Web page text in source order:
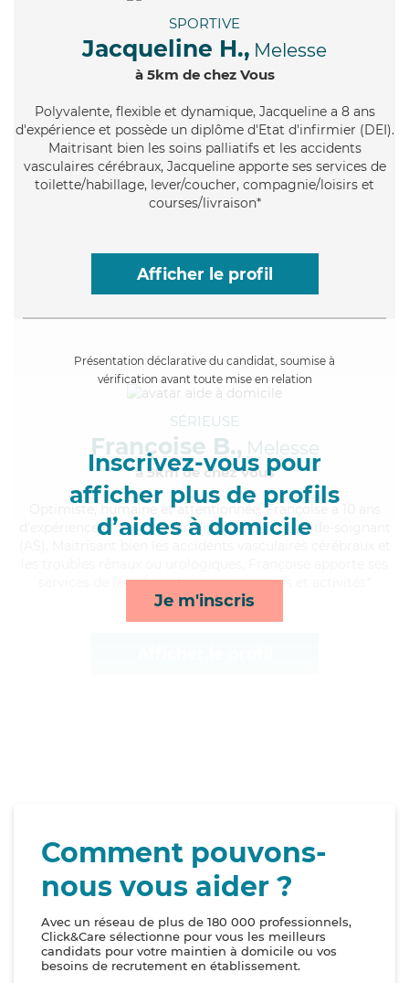
SPORTIVE
Jacqueline H., Melesse
à 5km de chez Vous
Polyvalente, flexible et dynamique, Jacqueline a 8 ans
d'expérience et possède un diplôme d'Etat d'infirmier (DEI).
Maitrisant bien les soins palliatifs et les accidents
vasculaires cérébraux, Jacqueline apporte ses services de
toilette/habillage, lever/coucher, compagnie/loisirs et
courses/livraison*
Afficher le profil
Présentation déclarative du candidat, soumise à
vérification avant toute mise en relation
Inscrivez-vous pour
afficher plus de profils
d’aides à domicile
Je m'inscris
SÉRIEUSE
Françoise B., Melesse
à 5km de chez Vous
, humaine et attentionnée, Françoise a 10 ans
d'expérience et possède un diplôme d'Etat d'aide-soignant
services de lever/coucher, repas, rappels et activités*
Comment pouvons-
nous vous aider ?
Avec un réseau de plus de 180 000 professionnels,
Click&Care sélectionne pour vous les meilleurs
candidats pour votre maintien à domicile ou vos
besoins de recrutement en établissement.